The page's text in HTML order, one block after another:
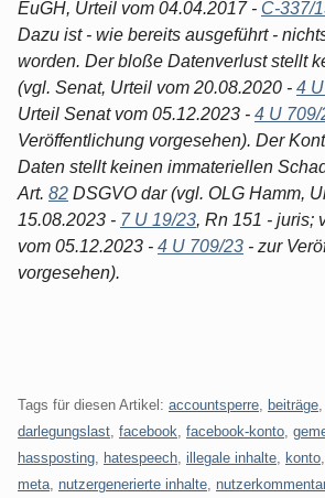
EuGH, Urteil vom 04.04.2017 - C-337/
Dazu ist - wie bereits ausgeführt -
worden. Der bloße Datenverlust stellt
(vgl. Senat, Urteil vom 20.08.2020 - 4
Urteil Senat vom 05.12.2023 - 4 U 709/
Veröffentlichung vorgesehen). Der
Daten stellt keinen immateriellen
Art. 82 DSGVO dar (vgl. OLG Hamm,
15.08.2023 - 7 U 19/23, Rn 151 - juris;
vom 05.12.2023 - 4 U 709/23 - zur
vorgesehen).
Tags für diesen Artikel: accountsperre beiträge
darlegungslast facebook facebook-konto
hassposting
hatespeech illegale inhalte konto
meta nutzergenerierte inhalte